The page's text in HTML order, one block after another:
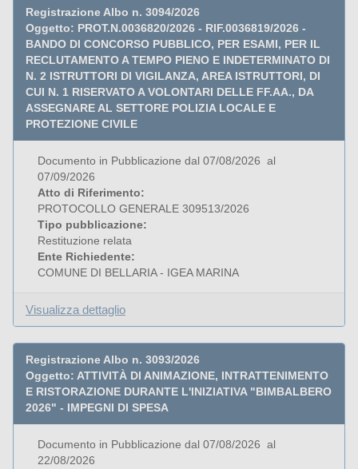
Registrazione Albo n. 3094/2026
Oggetto: PROT.N.0036820/2026 - RIF.0036819/2026 -
BANDO DI CONCORSO PUBBLICO, PER ESAMI, PER IL
RECLUTAMENTO A TEMPO PIENO E INDETERMINATO DI
N. 2 ISTRUTTORI DI VIGILANZA, AREA ISTRUTTORI, DI
CUI N. 1 RISERVATO A VOLONTARI DELLE FF.AA., DA
ASSEGNARE AL SETTORE POLIZIA LOCALE E
PROTEZIONE CIVILE
Documento in Pubblicazione dal 07/08/2026 al
07/09/2026
Atto di Riferimento:
PROTOCOLLO GENERALE 309513/2026
Tipo pubblicazione:
Restituzione relata
Ente Richiedente:
COMUNE DI BELLARIA - IGEA MARINA
Visualizza dettaglio
Registrazione Albo n. 3093/2026
Oggetto: ATTIVITÀ DI ANIMAZIONE, INTRATTENIMENTO
E RISTORAZIONE DURANTE L'INIZIATIVA "BIMBALBERO
2026" - IMPEGNI DI SPESA
Documento in Pubblicazione dal 07/08/2026 al
22/08/2026